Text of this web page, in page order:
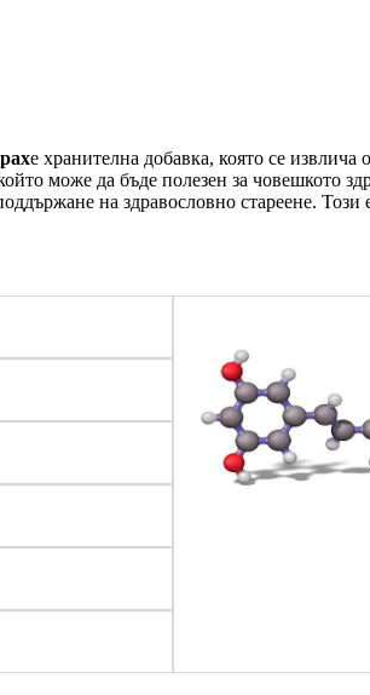
е хранителна добавка, която се
може да бъде полезен за човешкото
на здравословно стареене.